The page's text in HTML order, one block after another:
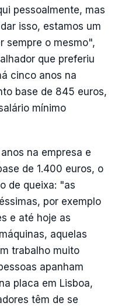
pessoalmente, mas
isso, estamos um
sempre o mesmo",
que preferiu
cinco anos na
base de 845 euros,
mínimo
na empresa e
de 1.400 euros, o
de queixa: "as
por exemplo
e até hoje as
aquelas
trabalho muito
apanham
placa em Lisboa,
têm de se